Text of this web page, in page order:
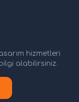
hizmetleri
alabilirsiniz.